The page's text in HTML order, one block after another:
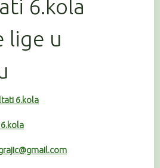
6.kola
lige u
6.kola